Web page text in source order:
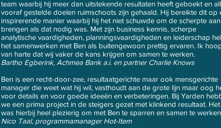
team waarbij hij meer dan uitstekende resultaten heeft geboekt en
vooraf gestelde doelen ruimschoots zijn gehaald. Hij bereikte dit op
inspirerende manier waarbij hij het niet schuwde om de scherpte
brengen als dat nodig was. Met zijn business kennis, scherpe
analytische vaardigheden, planningsvaardigheden en leiderschap
het samenwerken met Ben als buitengewoon prettig ervaren. Ik
van harte dat wij vaker de kans krijgen om samen te werken.
Bartho Egberink, Achmea Bank a.i. en partner Charlie Knows
Ben is een recht-door-zee, resultaatgerichte maar ook mensgerichte
manager die weet wat hij wil, vasthoudt aan de grote lijn maar oog
voor details en voor goede ideeën en verbeteringen. Bij Yarden
we een prima project in de steigers gezet met klinkend resultaat. Het
was hierbij heel plezierig om met Ben te sparren en samen te
Nico Taal, programmamanager Hot-Item